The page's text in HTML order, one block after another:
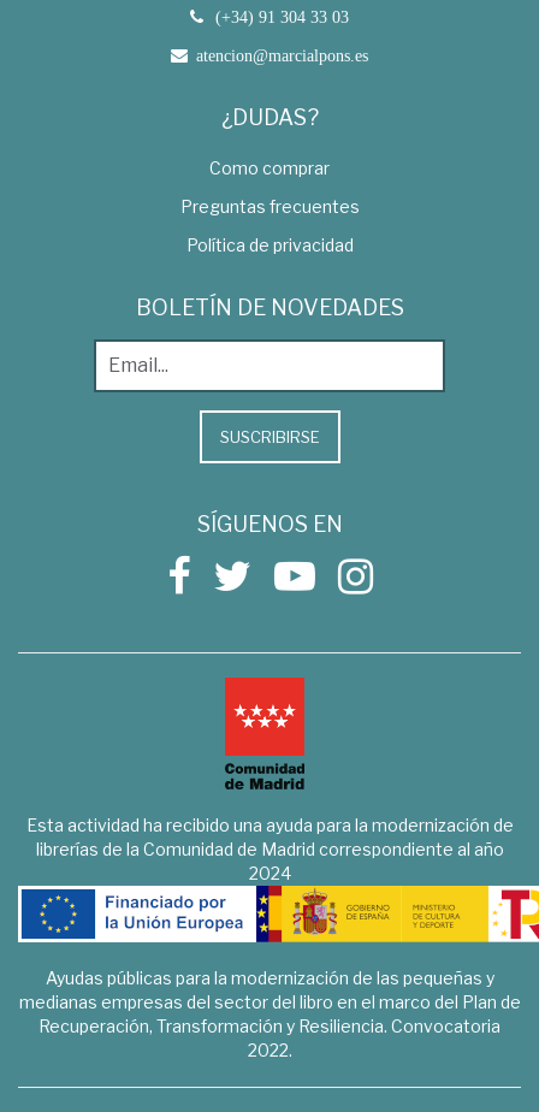
(+34) 91 304 33 03
atencion@marcialpons.es
¿DUDAS?
Como comprar
Preguntas frecuentes
Política de privacidad
BOLETÍN DE NOVEDADES
SUSCRIBIRSE
SÍGUENOS EN
Esta actividad ha recibido una ayuda para la modernización de
librerías de la Comunidad de Madrid correspondiente al año
2024
Ayudas públicas para la modernización de las pequeñas y
medianas empresas del sector del libro en el marco del Plan de
Recuperación, Transformación y Resiliencia. Convocatoria
2022.